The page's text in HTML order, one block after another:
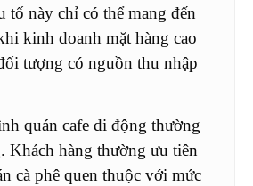
tố này chỉ có thể mang đến
kinh doanh mặt hàng cao
tượng có nguồn thu nhập
quán cafe di động thường
Khách hàng thường ưu tiên
cà phê quen thuộc với mức